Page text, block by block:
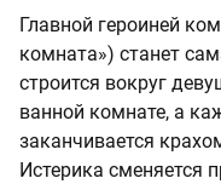
Главной героиней
комната») станет
строится вокруг
ванной комнате, а
заканчивается
Истерика сменяется